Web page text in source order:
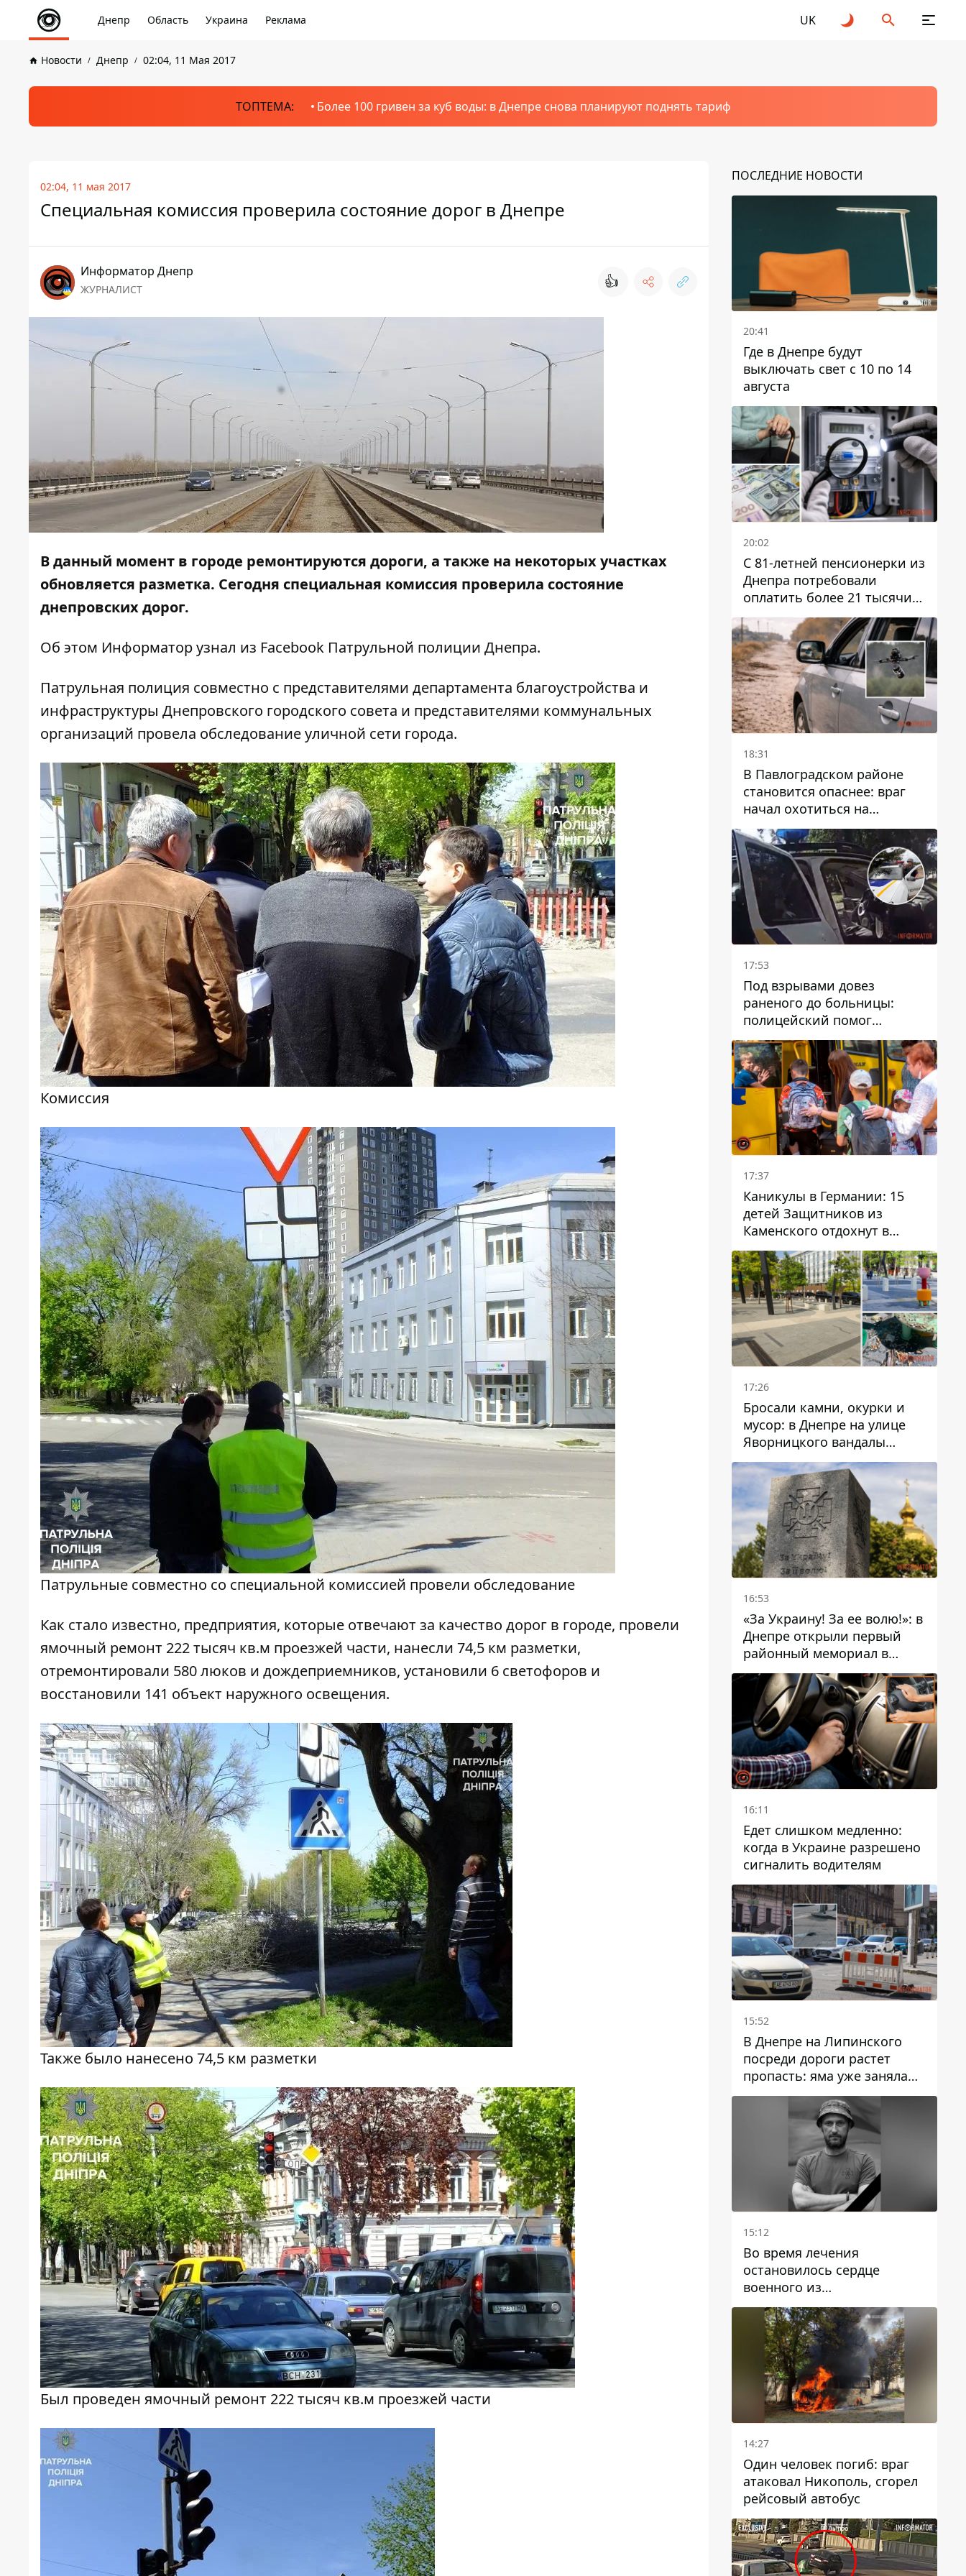
Днепр Область Украина Реклама UK
Новости Днепр 02:04, 11 Мая 2017
ТОПТЕМА: Более 100 гривен за куб воды: в Днепре снова планируют поднять тариф
02:04, 11 мая 2017
Специальная комиссия проверила состояние дорог в Днепре
Информатор Днепр
ЖУРНАЛИСТ 👍
В данный момент в городе ремонтируются дороги, а также на некоторых участках
обновляется разметка. Сегодня специальная комиссия проверила состояние
днепровских дорог.
Об этом Информаторузнал из Facebook Патрульной полиции Днепра.
Патрульная полиция совместно с представителями департамента благоустройства и
инфраструктуры Днепровского городского совета и представителями коммунальных
организаций провела обследование уличной сети города.
Комиссия
Патрульные совместно со специальной комиссией провели обследование
Как стало известно, предприятия, которые отвечают за качество дорог в городе, провели
ямочный ремонт 222 тысяч кв.м проезжей части, нанесли 74,5 км разметки,
отремонтировали 580 люков и дождеприемников, установили 6 светофоров и
восстановили 141 объект наружного освещения.
Также было нанесено 74,5 км разметки
Был проведен ямочный ремонт 222 тысяч кв.м проезжей части
ПОСЛЕДНИЕ НОВОСТИ
20:41
Где в Днепре будут
выключать свет с 10 по 14
августа
20:02
С 81-летней пенсионерки из
Днепра потребовали
оплатить более 21 тысячи
гривен за "вмешательство в
работу счетчика"
18:31
В Павлоградском районе
становится опаснее: враг
начал охотиться на
гражданский и военный
транспорт
17:53
Под взрывами довез
раненого до больницы:
полицейский помог
пострадавшему после атаки
на Каменский район
17:37
Каникулы в Германии: 15
детей Защитников из
Каменского отдохнут в
Вуппертале
17:26
Бросали камни, окурки и
мусор: в Днепре на улице
Яворницкого вандалы
повредили питьевые
фонтаны
16:53
«За Украину! За ее волю!»: в
Днепре открыли первый
районный мемориал в
честь погибших
Защитников
16:11
Едет слишком медленно:
когда в Украине разрешено
сигналить водителям
15:52
В Днепре на Липинского
посреди дороги растет
пропасть: яма уже заняла
полосу движения
15:12
Во время лечения
остановилось сердце
военного из
Днепропетровской области
Ростислава Лупашко
14:27
Один человек погиб: враг
атаковал Никополь, сгорел
рейсовый автобус